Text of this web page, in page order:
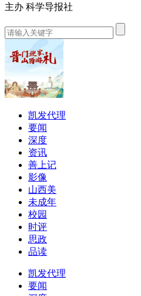
主办 科学导报社
凯发代理
要闻
深度
资讯
善上记
影像
山西美
未成年
校园
时评
思政
品读
凯发代理
要闻